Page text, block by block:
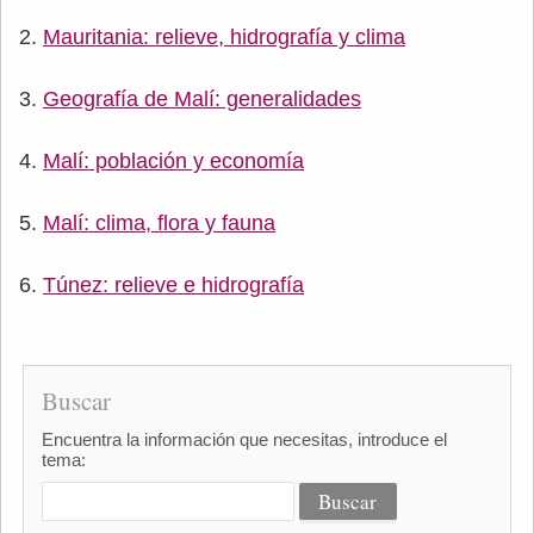
Mauritania: relieve, hidrografía y clima
Geografía de Malí: generalidades
Malí: población y economía
Malí: clima, flora y fauna
Túnez: relieve e hidrografía
Buscar
Encuentra la información que necesitas, introduce el
tema: